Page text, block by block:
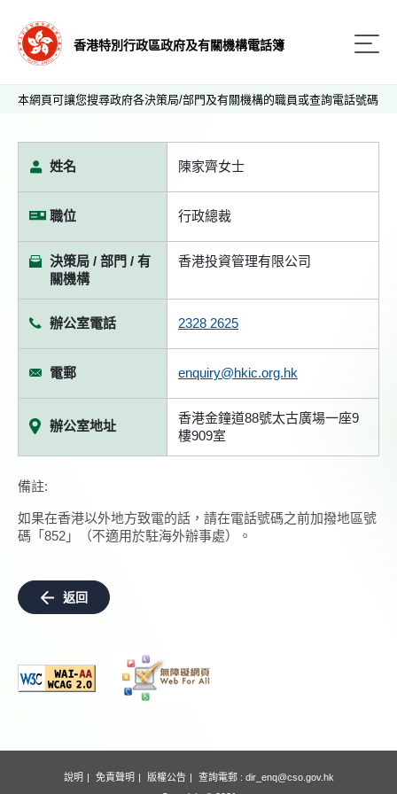
香港特別行政區政府及有關機構電話簿
本網頁可讓您搜尋政府各決策局/部門及有關機構的職員或查詢電話號碼
姓名 陳家齊女士
職位 行政總裁
決策局 / 部門 / 有
關機構
香港投資管理有限公司
辦公室電話 2328 2625
電郵 enquiry@hkic.org.hk
辦公室地址
香港金鐘道88號太古廣場一座9
樓909室
備註:
如果在香港以外地方致電的話，請在電話號碼之前加撥地區號
碼「852」（不適用於駐海外辦事處）。
返回
說明 免責聲明 版權公告 查詢電郵 : dir_enq@cso.gov.hk